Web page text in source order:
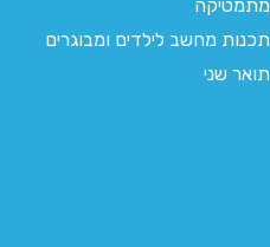
מתמטיקה
תכנות מחשב לילדים ומבוגרים
תואר שני